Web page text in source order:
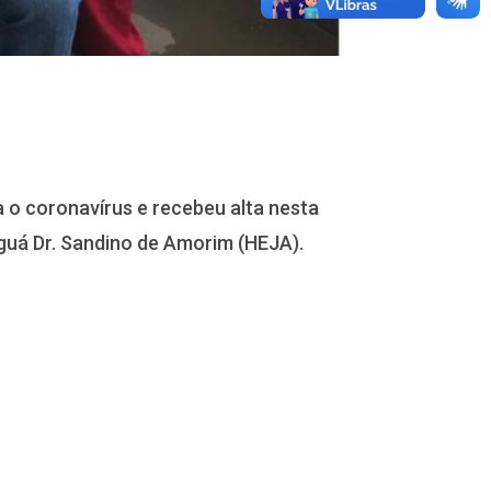
o coronavírus e recebeu alta nesta
Dr. Sandino de Amorim (HEJA).